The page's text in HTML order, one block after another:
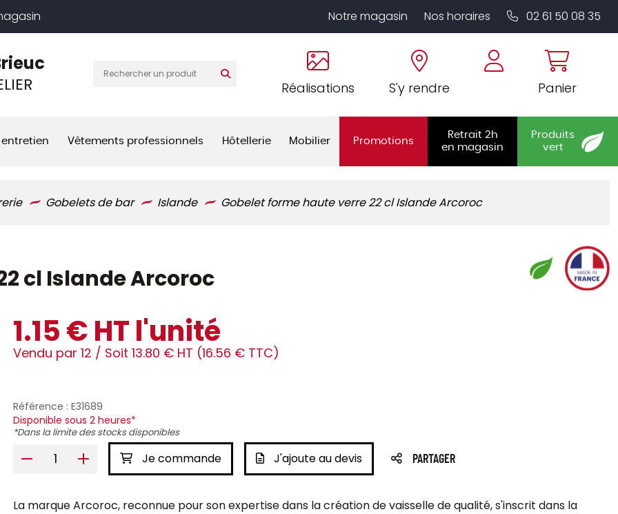
Notre magasin Nos horaires 02 61 50 08 35
Réalisations S'y rendre Panier
entretien Vêtements professionnels Hôtellerie Mobilier Promotions
Retrait 2h
en magasin
Produits
vert
Gobelets de bar Islande Gobelet forme haute verre 22 cl Islande Arcoroc
cl Islande Arcoroc
1.15 € HT l'unité
Vendu par 12 / Soit 13.80 € HT (16.56 € TTC)
Référence : E31689
Disponible sous 2 heures*
*Dans la limite des stocks disponibles
Je commande J'ajoute au devis PARTAGER
La marque Arcoroc, reconnue pour son expertise dans la création de vaisselle de qualité, s'inscrit dans la